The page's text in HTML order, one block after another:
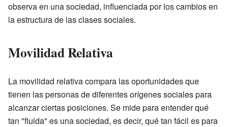
observa en una sociedad, influenciada por los cambios en
la estructura de las clases sociales.
Movilidad Relativa
La movilidad relativa compara las oportunidades que
tienen las personas de diferentes orígenes sociales para
alcanzar ciertas posiciones. Se mide para entender qué
tan "fluida" es una sociedad, es decir, qué tan fácil es para